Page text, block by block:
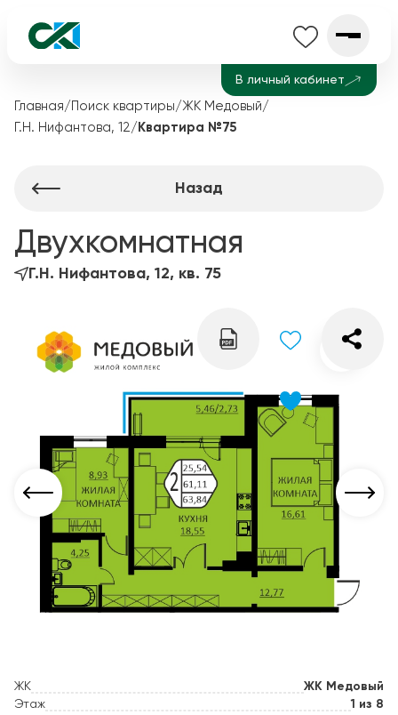
В личный кабинет
Главная/ Поиск квартиры/ЖК Медовый/
Г.Н. Нифантова, 12/ Квартира №75
Назад
Двухкомнатная
Г.Н. Нифантова, 12, кв. 75
ЖК
ЖК Медовый
Этаж
1 из 8